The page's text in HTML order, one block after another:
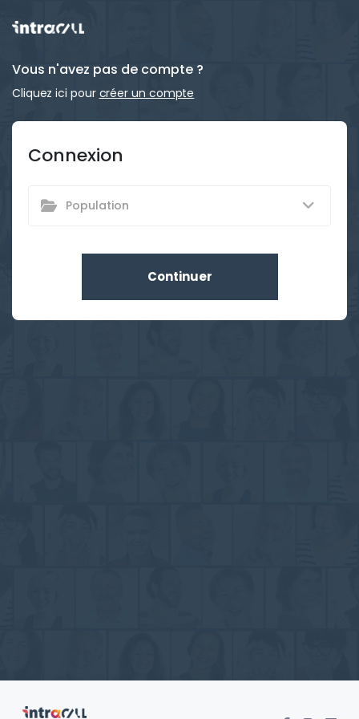
Vous n'avez pas de compte ?
Cliquez ici pour créer un compte
Connexion
Population
Continuer